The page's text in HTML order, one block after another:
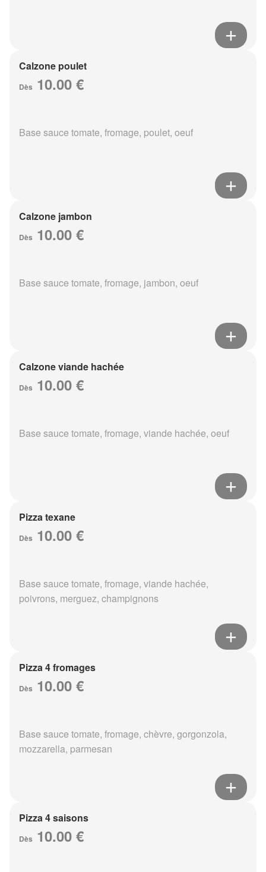
Calzone poulet
Dès 10.00 €
Base sauce tomate, fromage, poulet, oeuf
Calzone jambon
Dès 10.00 €
Base sauce tomate, fromage, jambon, oeuf
Calzone viande hachée
Dès 10.00 €
Base sauce tomate, fromage, viande hachée, oeuf
Pizza texane
Dès 10.00 €
Base sauce tomate, fromage, viande hachée,
poivrons, merguez, champignons
Pizza 4 fromages
Dès 10.00 €
Base sauce tomate, fromage, chèvre, gorgonzola,
mozzarella, parmesan
Pizza 4 saisons
Dès 10.00 €